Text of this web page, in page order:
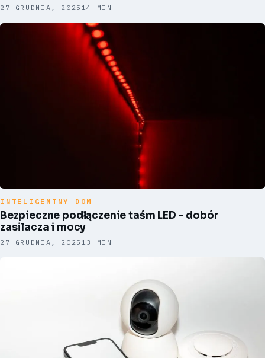
27 GRUDNIA, 2025 14 MIN
INTELIGENTNY DOM
Bezpieczne podłączenie taśm LED - dobór
zasilacza i mocy
27 GRUDNIA, 2025 13 MIN